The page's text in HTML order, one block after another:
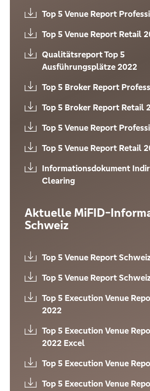
Top 5 Venue Report
Top 5 Venue Report Retail
Qualitätsreport Top 5
Ausführungsplätze 2022
Top 5 Broker Report
Top 5 Broker Report Retail
Top 5 Venue Report
Top 5 Venue Report Retail
Informationsdokument
Clearing
Aktuelle MiFID-
Schweiz
Top 5 Venue Report
Top 5 Venue Report
Top 5 Execution Venue
2022
Top 5 Execution Venue
2022 Excel
Top 5 Execution Venue
Top 5 Execution Venue